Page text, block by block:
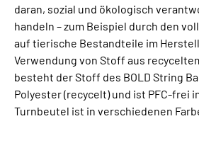
daran, sozial und ökologisch
handeln – zum Beispiel durch den
auf tierische Bestandteile im
Verwendung von Stoff aus
besteht der Stoff des BOLD String
Polyester (recycelt) und ist PFC-frei
Turnbeutel ist in verschiedenen